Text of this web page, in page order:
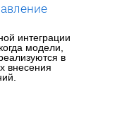
интеграции
модели,
в
внесения